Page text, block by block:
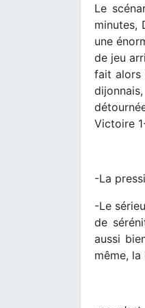
Le
minutes,
une
de jeu
fait alors
Victoire
-La
-Le
de
aussi
même,